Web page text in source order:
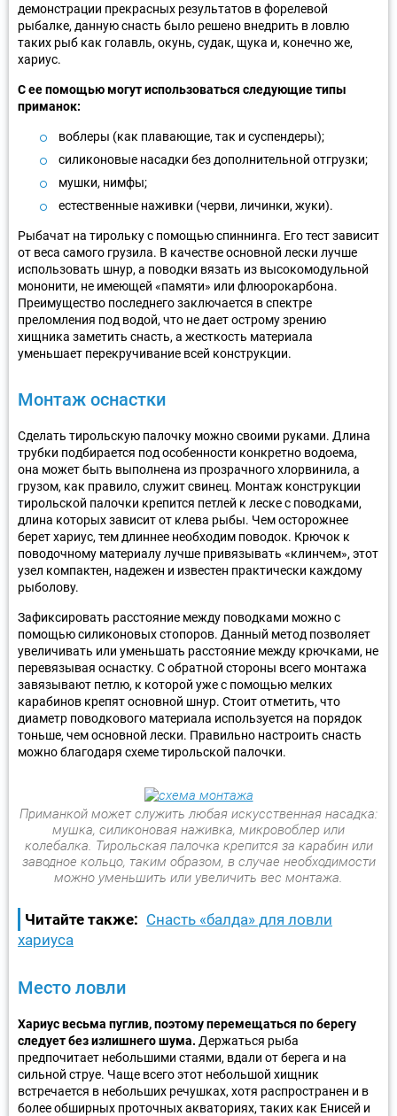
демонстрации прекрасных результатов в форелевой
рыбалке, данную снасть было решено внедрить в ловлю
таких рыб как голавль, окунь, судак, щука и, конечно же,
хариус.
С ее помощью могут использоваться следующие типы
приманок:
воблеры (как плавающие, так и суспендеры);
силиконовые насадки без дополнительной отгрузки;
мушки, нимфы;
естественные наживки (черви, личинки, жуки).
Рыбачат на тирольку с помощью спиннинга. Его тест зависит
от веса самого грузила. В качестве основной лески лучше
использовать шнур, а поводки вязать из высокомодульной
мононити, не имеющей «памяти» или флюорокарбона.
Преимущество последнего заключается в спектре
преломления под водой, что не дает острому зрению
хищника заметить снасть, а жесткость материала
уменьшает перекручивание всей конструкции.
Монтаж оснастки
Сделать тирольскую палочку можно своими руками. Длина
трубки подбирается под особенности конкретно водоема,
она может быть выполнена из прозрачного хлорвинила, а
грузом, как правило, служит свинец. Монтаж конструкции
тирольской палочки крепится петлей к леске с поводками,
длина которых зависит от клева рыбы. Чем осторожнее
берет хариус, тем длиннее необходим поводок. Крючок к
поводочному материалу лучше привязывать «клинчем», этот
узел компактен, надежен и известен практически каждому
рыболову.
Зафиксировать расстояние между поводками можно с
помощью силиконовых стопоров. Данный метод позволяет
увеличивать или уменьшать расстояние между крючками, не
перевязывая оснастку. С обратной стороны всего монтажа
завязывают петлю, к которой уже с помощью мелких
карабинов крепят основной шнур. Стоит отметить, что
диаметр поводкового материала используется на порядок
тоньше, чем основной лески. Правильно настроить снасть
можно благодаря схеме тирольской палочки.
Приманкой может служить любая искусственная насадка:
мушка, силиконовая наживка, микровоблер или
колебалка. Тирольская палочка крепится за карабин или
заводное кольцо, таким образом, в случае необходимости
можно уменьшить или увеличить вес монтажа.
Читайте также: Снасть «балда» для ловли
хариуса
Место ловли
Хариус весьма пуглив, поэтому перемещаться по берегу
следует без излишнего шума. Держаться рыба
предпочитает небольшими стаями, вдали от берега и на
сильной струе. Чаще всего этот небольшой хищник
встречается в небольших речушках, хотя распространен и в
более обширных проточных акваториях, таких как Енисей и